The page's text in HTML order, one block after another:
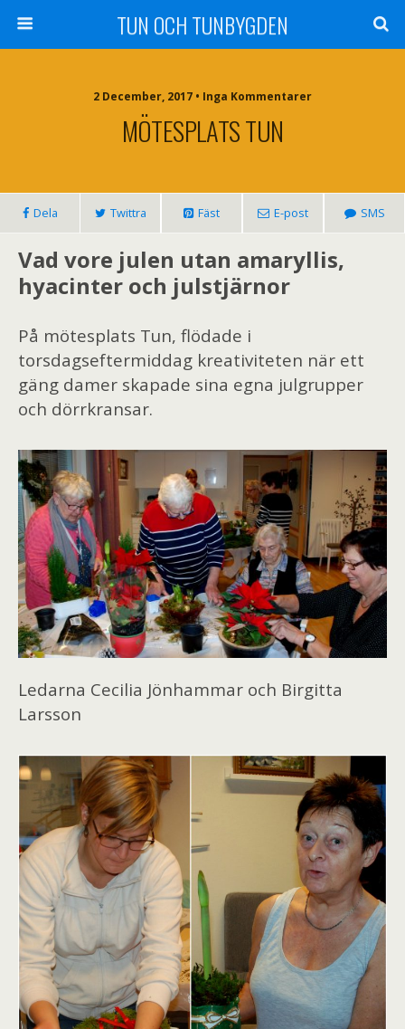
TUN OCH TUNBYGDEN
2 December, 2017 • Inga Kommentarer
MÖTESPLATS TUN
Dela Twittra Fäst E-post SMS
Vad vore julen utan amaryllis,
hyacinter och julstjärnor
På mötesplats Tun, flödade i
torsdagseftermiddag kreativiteten när ett
gäng damer skapade sina egna julgrupper
och dörrkransar.
Ledarna Cecilia Jönhammar och Birgitta
Larsson